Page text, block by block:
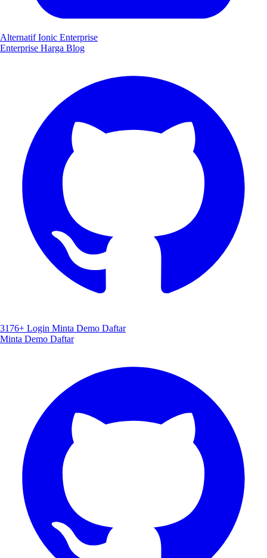
Alternatif Ionic Enterprise
Enterprise Harga Blog
3176+ Login Minta Demo Daftar
Minta Demo Daftar